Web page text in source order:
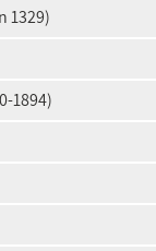
1329)
1894)